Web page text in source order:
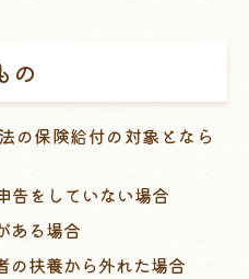
の
の保険給付の対象となら
告をしていない場合
ある場合
の扶養から外れた場合